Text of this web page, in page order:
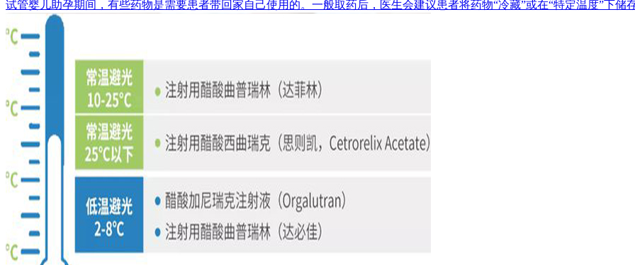
试管婴儿助孕期间，有些药物是需要患者带回家自己使用的。一般取药后，医生会建议患者将药物“冷藏”或在“特定温度”下储